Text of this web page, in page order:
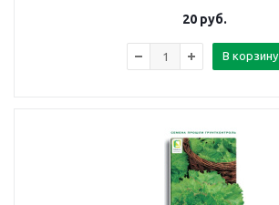
20 руб.
В корзину